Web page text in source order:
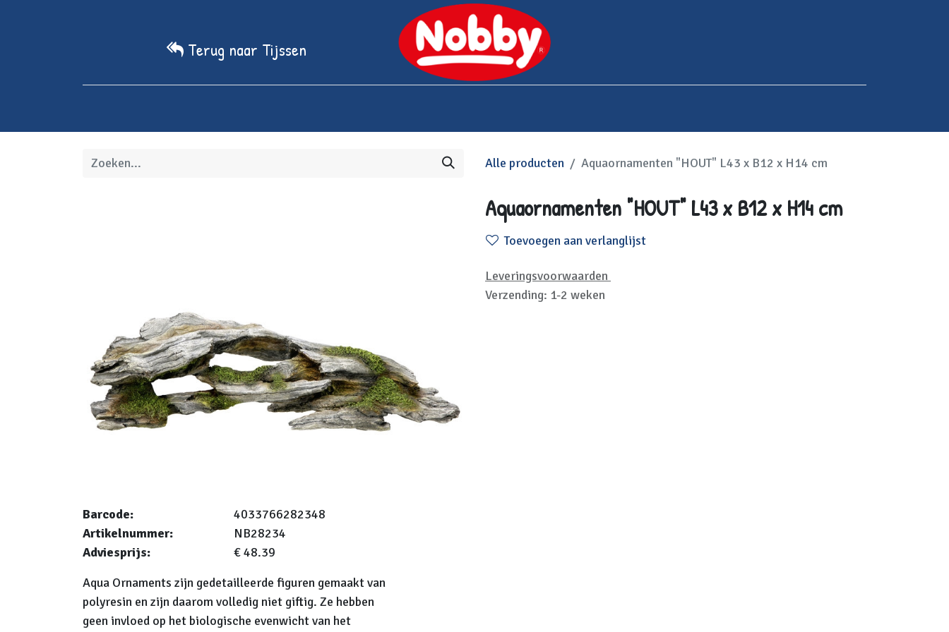
Terug naar Tijssen
Alle producten Aquaornamenten "HOUT" L43 x B12 x H14 cm
Aquaornamenten "HOUT" L43 x B12 x H14 cm
Toevoegen aan verlanglijst
Leveringsvoorwaarden
Verzending: 1-2 weken
Barcode:
4033766282348
Artikelnummer:
NB28234
Adviesprijs:
€ 48.39
Aqua Ornaments zijn gedetailleerde figuren gemaakt van
polyresin en zijn daarom volledig niet giftig. Ze hebben
geen invloed op het biologische evenwicht van het